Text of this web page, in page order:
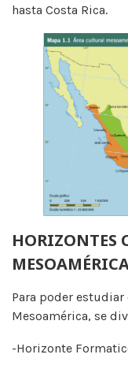
hasta Costa Rica.
HORIZONTES
Para poder
Mesoamérica, se
-Horizonte